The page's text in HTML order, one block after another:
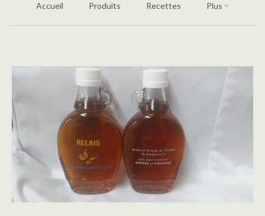
Accueil Produits Recettes Plus